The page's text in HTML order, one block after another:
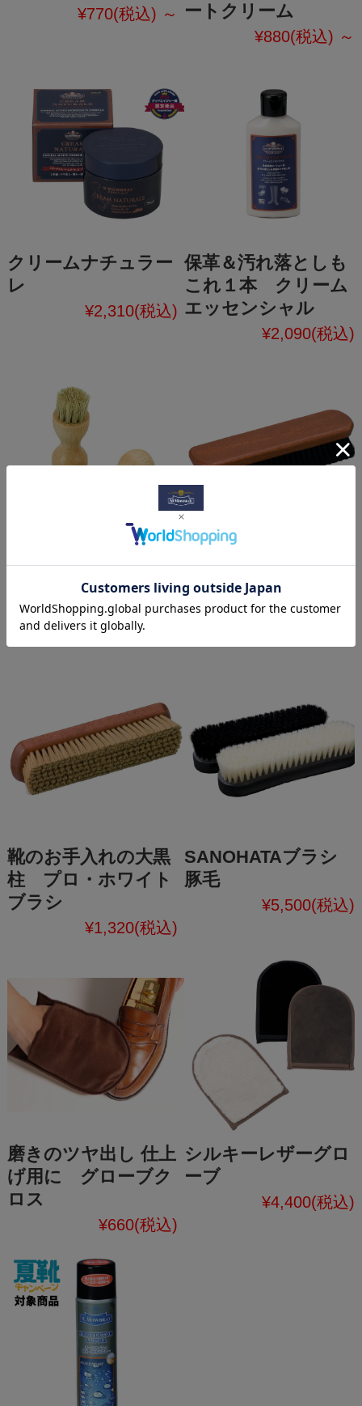
¥770(税込) ～
ートクリーム
¥880(税込) ～
クリームナチュラー
レ
¥2,310(税込)
保革＆汚れ落としも
これ１本 クリーム
エッセンシャル
¥2,090(税込)
栄養クリーム塗布用
の便利なブラシ ペ
ネトレィトブラシ
¥495(税込)
靴のお手入れの大黒
柱 プロ・ブラック
ブラシ
靴のお手入れの大黒
柱 プロ・ホワイト
ブラシ
¥1,320(税込)
SANOHATAブラシ
豚毛
¥5,500(税込)
磨きのツヤ出し 仕上
げ用に グローブク
ロス
¥660(税込)
シルキーレザーグロ
ーブ
¥4,400(税込)